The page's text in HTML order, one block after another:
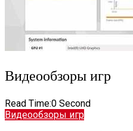
Видеообзоры игр
Read Time:0 Second
Видеообзоры игр